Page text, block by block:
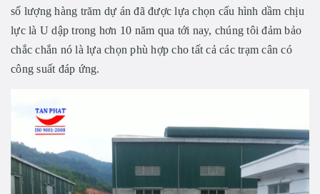
số lượng hàng trăm dự án đã được lựa chọn cấu hình dầm chịu
lực là U dập trong hơn 10 năm qua tới nay, chúng tôi đảm bảo
chắc chắn nó là lựa chọn phù hợp cho tất cả các trạm cân có
công suất đáp ứng.